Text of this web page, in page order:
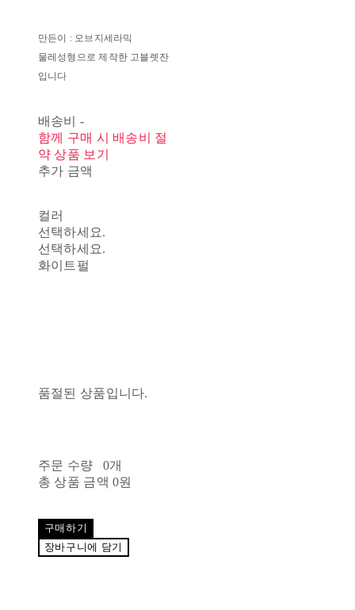
만든이 : 오브지세라믹
물레성형으로 제작한 고블렛잔
입니다
배송비 -
함께 구매 시 배송비 절
약 상품 보기
추가 금액
컬러
선택하세요.
선택하세요.
화이트펄
품절된 상품입니다.
주문 수량
0개
총 상품 금액 0원
구매하기
장바구니에 담기